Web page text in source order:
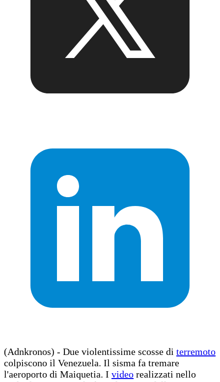
(Adnkronos) - Due violentissime scosse di terremoto
colpiscono il Venezuela. Il sisma fa tremare
l'aeroporto di Maiquetia. I video realizzati nello